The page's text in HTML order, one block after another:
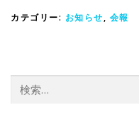
カテゴリー: お知らせ, 会報
索: